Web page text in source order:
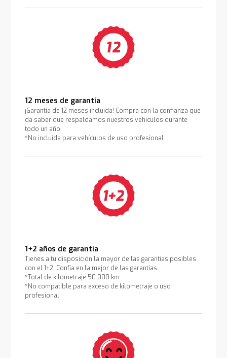
12 meses de garantía
¡Garantía de 12 meses incluida! Compra con la confianza que
da saber que respaldamos nuestros vehículos durante
todo un año.
*No incluida para vehículos de uso profesional
1+2 años de garantía
Tienes a tu disposición la mayor de las garantías posibles
con el 1+2. Confía en la mejor de las garantías.
*Total de kilometraje 50.000 km
*No compatible para exceso de kilometraje o uso
profesional